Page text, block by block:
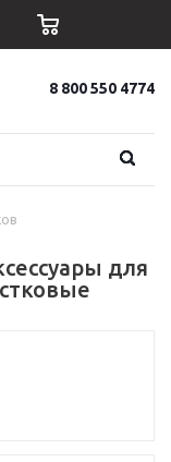
8 800 550 4774
для